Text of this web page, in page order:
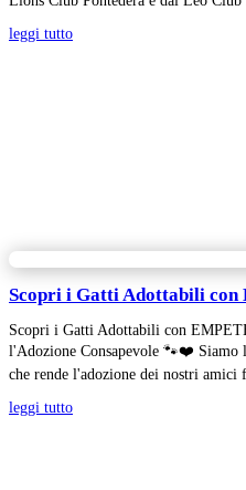
leggi tutto
Scopri i Gatti Adottabili con
Scopri i Gatti Adottabili con
l'Adozione Consapevole 🐾❤️ Siamo
che rende l'adozione dei nostri amici
leggi tutto